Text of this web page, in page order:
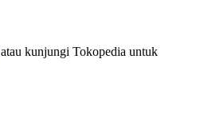
atau kunjungi Tokopedia untuk